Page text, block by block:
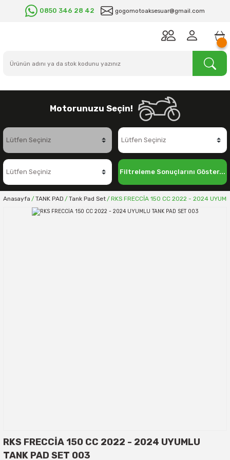
0850 346 28 42 gogomotoaksesuar@gmail.com
Motorunuzu Seçin!
Filtreleme Sonuçlarını Göster...
Anasayfa TANK PAD Tank Pad Set RKS FRECCİA 150 CC 2022 - 2024
RKS FRECCİA 150 CC 2022 - 2024 UYUMLU
TANK PAD SET 003